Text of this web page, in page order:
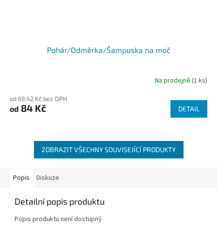
Pohár/Odměrka/Šampuska na moč
Na prodejně (1 ks)
od 69,42 Kč bez DPH
od 84 Kč DETAIL
ZOBRAZIT VŠECHNY SOUVISEJÍCÍ PRODUKTY
Popis Diskuze
Detailní popis produktu
Popis produktu není dostupný